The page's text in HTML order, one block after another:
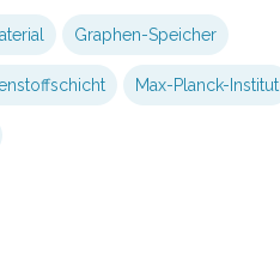
Graphen-Speicher
Max-Planck-Institut